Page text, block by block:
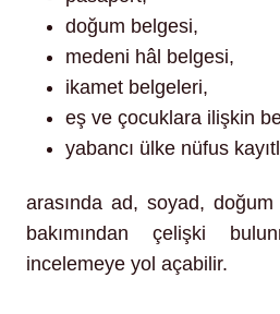
doğum belgesi,
medeni hâl belgesi,
ikamet belgeleri,
eş ve çocuklara ilişkin
yabancı ülke nüfus
arasında ad, soyad,
bakımından çelişki
incelemeye yol açabilir.